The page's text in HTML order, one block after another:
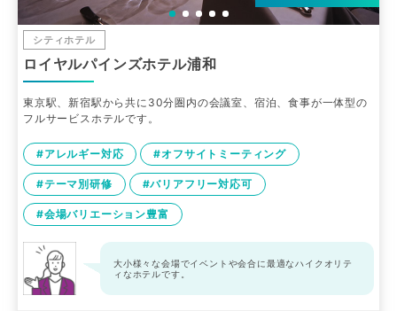
シティホテル
ロイヤルパインズホテル浦和
東京駅、新宿駅から共に30分圏内の会議室、宿泊、食事が一体型の
フルサービスホテルです。
#アレルギー対応 #オフサイトミーティング
#テーマ別研修 #バリアフリー対応可
#会場バリエーション豊富
大小様々な会場でイベントや会合に最適なハイクオリテ
ィなホテルです。